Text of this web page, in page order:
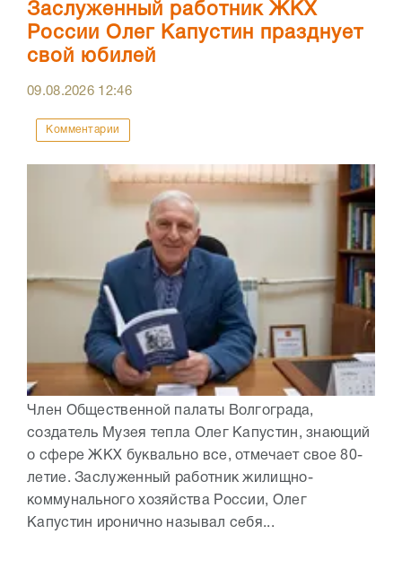
Заслуженный работник ЖКХ
России Олег Капустин празднует
свой юбилей
09.08.2026 12:46
Комментарии
Член Общественной палаты Волгограда,
создатель Музея тепла Олег Капустин, знающий
о сфере ЖКХ буквально все, отмечает свое 80-
летие. Заслуженный работник жилищно-
коммунального хозяйства России, Олег
Капустин иронично называл себя...